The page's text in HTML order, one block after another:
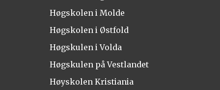
Høgskolen i Molde
Høgskolen i Østfold
Høgskulen i Volda
Høgskulen på Vestlandet
Høyskolen Kristiania